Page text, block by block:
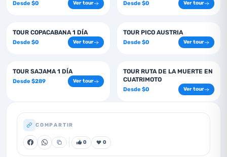
Desde $0 Ver tour Desde $0 Ver tour
1 días
TOUR COPACABANA 1 DÍA
Desde $0 Ver tour
1 días
TOUR PICO AUSTRIA
Desde $0 Ver tour
1 días
TOUR SAJAMA 1 DÍA
Desde $289 Ver tour
1 días
TOUR RUTA DE LA MUERTE EN
CUATRIMOTO
Desde $0 Ver tour
COMPARTIR
0 0